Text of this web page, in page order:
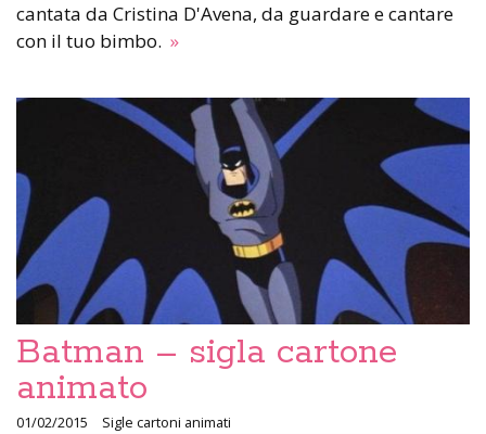
cantata da Cristina D'Avena, da guardare e cantare
con il tuo bimbo. »
Batman – sigla cartone
animato
01/02/2015
Sigle cartoni animati